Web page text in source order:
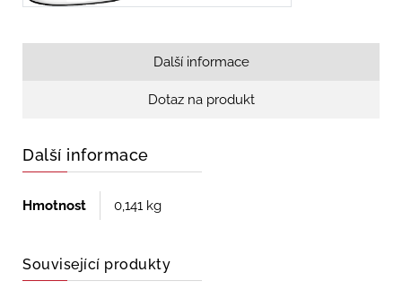
Další informace
Dotaz na produkt
Další informace
Hmotnost 0,141 kg
Související produkty